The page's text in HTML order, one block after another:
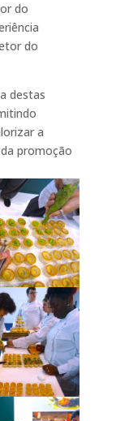
do
do
destas
a
promoção